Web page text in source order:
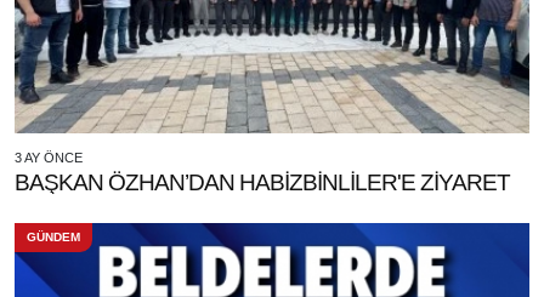
3 AY ÖNCE
BAŞKAN ÖZHAN’DAN HABİZBİNLİLER'E ZİYARET
GÜNDEM